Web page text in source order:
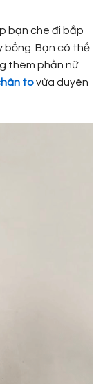
bạn che đi bắp
bổng. Bạn có thể
thêm phần nữ
tovừa duyên